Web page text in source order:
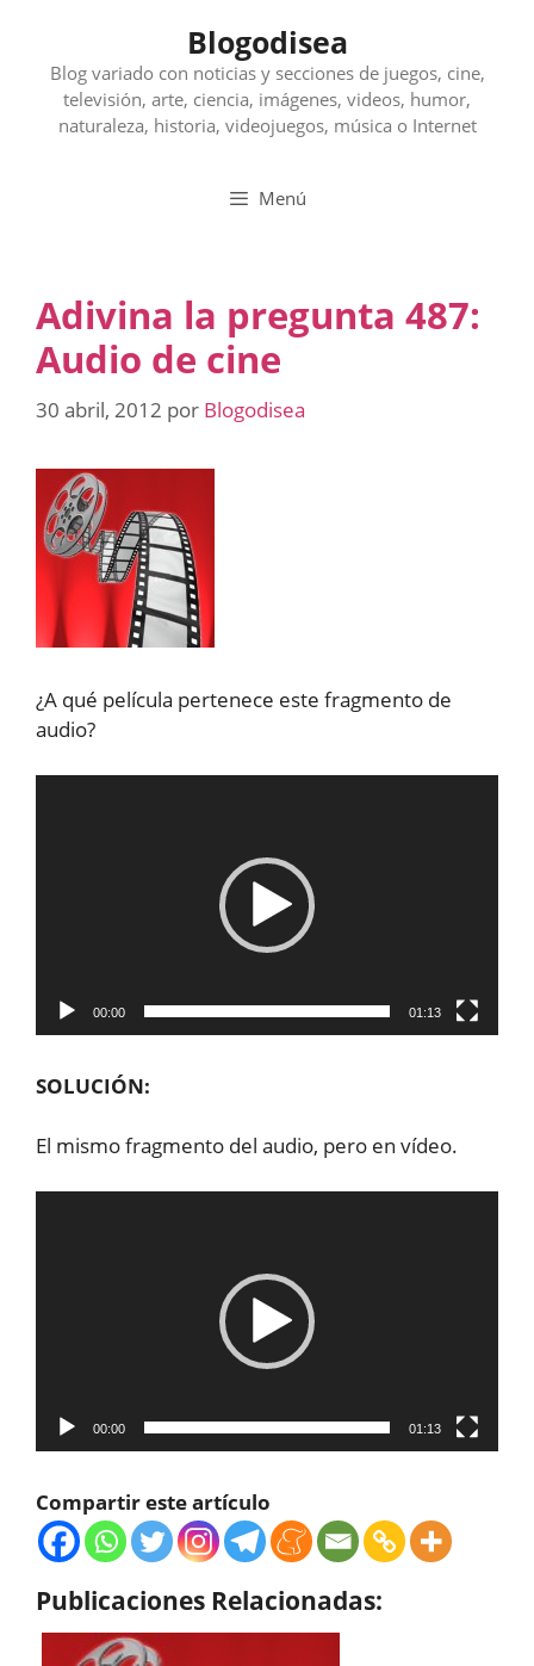
contenido
Blogodisea
Blog variado con noticias y secciones de juegos, cine,
televisión, arte, ciencia, imágenes, videos, humor,
naturaleza, historia, videojuegos, música o Internet
Menú
Adivina la pregunta 487:
Audio de cine
30 abril, 2012 por Blogodisea
¿A qué película pertenece este fragmento de
audio?
00:00 01:13
SOLUCIÓN:
El mismo fragmento del audio, pero en vídeo.
00:00 01:13
Compartir este artículo
Publicaciones Relacionadas: